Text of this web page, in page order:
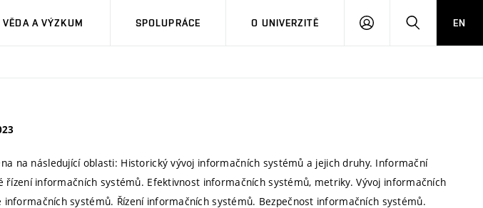
VĚDA A VÝZKUM SPOLUPRÁCE O UNIVERZITĚ
PŘIHLÁSIT HLEDATEN
na následující oblasti: Historický vývoj informačních systémů a jejich druhy. Informační
informačních systémů. Efektivnost informačních systémů, metriky. Vývoj informačních
informačních systémů. Řízení informačních systémů. Bezpečnost informačních systémů.